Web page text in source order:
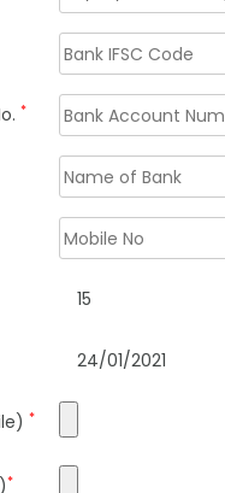
*
15
24/01/2021
*
*